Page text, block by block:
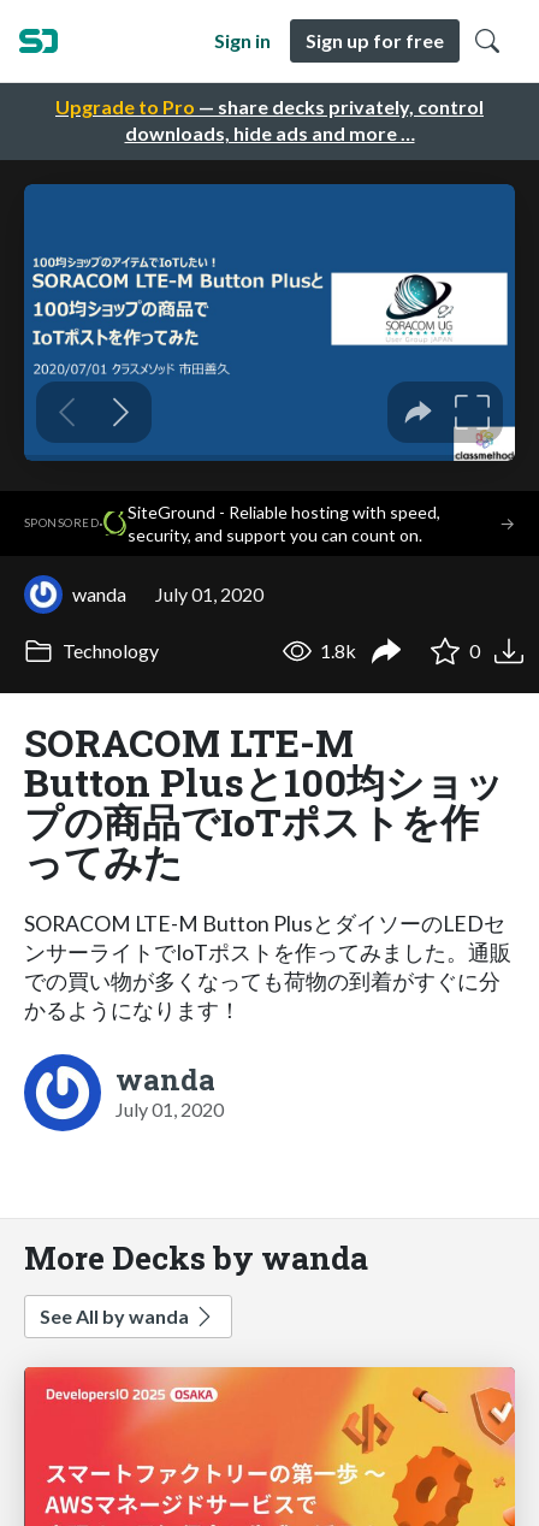
Upgrade to Pro — share decks privately, control
downloads, hide ads and more …
Sign in Sign up for free
SPONSORED·
SiteGround - Reliable hosting with speed,
security, and support you can count on.
→
wanda July 01, 2020
Technology 1.8k 0
SORACOM LTE-M
Button Plusと100均ショッ
プの商品でIoTポストを作
ってみた
SORACOM LTE-M Button PlusとダイソーのLEDセ
ンサーライトでIoTポストを作ってみました。通販
での買い物が多くなっても荷物の到着がすぐに分
かるようになります！
wanda
July 01, 2020
More Decks by wanda
See All by wanda